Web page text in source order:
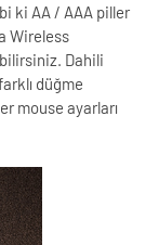
ki AA / AAA piller
Wireless
Dahili
düğme
mouse ayarları